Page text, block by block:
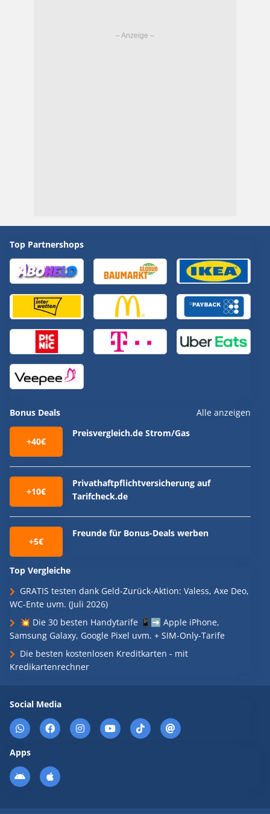
Top Partnershops
Bonus Deals Alle anzeigen
+40€
Preisvergleich.de Strom/Gas
+10€
Privathaftpflichtversicherung auf
Tarifcheck.de
+5€
Freunde für Bonus-Deals werben
Top Vergleiche
GRATIS testen dank Geld-Zurück-Aktion: Valess, Axe Deo,
WC-Ente uvm. (Juli 2026)
💥 Die 30 besten Handytarife 📱➡️ Apple iPhone,
Samsung Galaxy, Google Pixel uvm. + SIM-Only-Tarife
Die besten kostenlosen Kreditkarten - mit
Kredikartenrechner
Social Media
Apps